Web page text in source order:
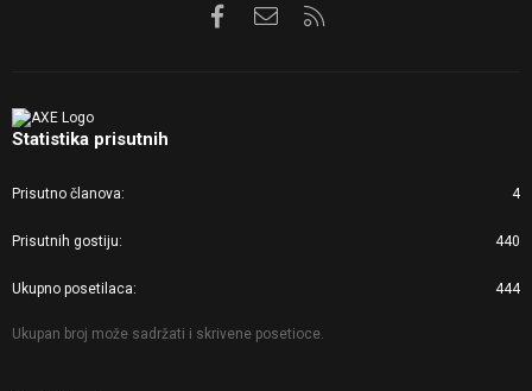
FacebookKontaktirajte nas
Statistika prisutnih
Prisutno članova 4
Prisutnih gostiju 440
Ukupno posetilaca 444
Ukupan broj može sadržati i skrivene posetioce.